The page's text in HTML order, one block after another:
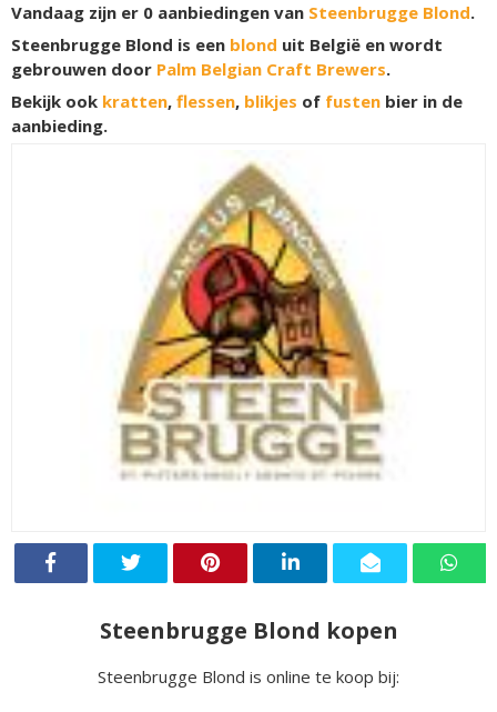
Vandaag zijn er 0 aanbiedingen van Steenbrugge Blond.
Steenbrugge Blond is een blond uit België en wordt
gebrouwen door Palm Belgian Craft Brewers.
Bekijk ook kratten, flessen, blikjes of fusten bier in de
aanbieding.
Steenbrugge Blond kopen
Steenbrugge Blond is online te koop bij: